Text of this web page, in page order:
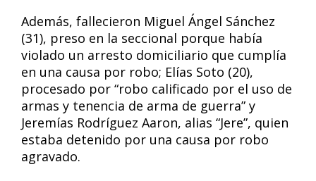
Además, fallecieron Miguel Ángel Sánchez
(31), preso en la seccional porque había
violado un arresto domiciliario que cumplía
en una causa por robo; Elías Soto (20),
procesado por “robo calificado por el uso de
armas y tenencia de arma de guerra” y
Jeremías Rodríguez Aaron, alias “Jere”, quien
estaba detenido por una causa por robo
agravado.